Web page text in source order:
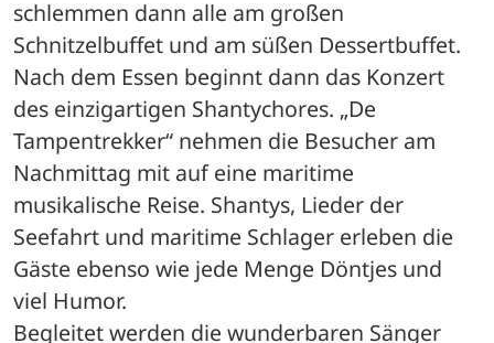
schlemmen dann alle am großen
Schnitzelbuffet und am süßen Dessertbuffet.
Nach dem Essen beginnt dann das Konzert
des einzigartigen Shantychores. „De
Tampentrekker“ nehmen die Besucher am
Nachmittag mit auf eine maritime
musikalische Reise. Shantys, Lieder der
Seefahrt und maritime Schlager erleben die
Gäste ebenso wie jede Menge Döntjes und
viel Humor.
Begleitet werden die wunderbaren Sänger